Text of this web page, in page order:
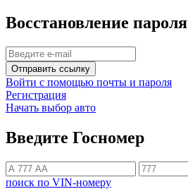
Восстановление пароля
Отправить ссылку
Войти с помощью почты и пароля
Регистрация
Начать выбор авто
Введите Госномер
поиск по VIN-номеру